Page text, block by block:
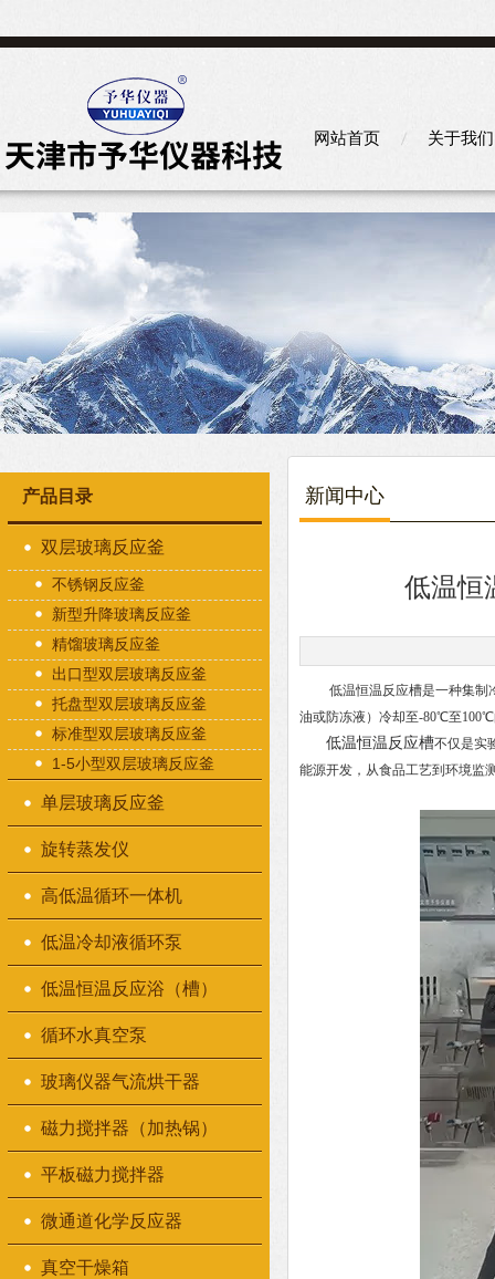
网站首页 关于我们
产品目录
双层玻璃反应釜
不锈钢反应釜
新型升降玻璃反应釜
精馏玻璃反应釜
出口型双层玻璃反应釜
托盘型双层玻璃反应釜
标准型双层玻璃反应釜
1-5小型双层玻璃反应釜
单层玻璃反应釜
旋转蒸发仪
高低温循环一体机
低温冷却液循环泵
低温恒温反应浴（槽）
循环水真空泵
玻璃仪器气流烘干器
磁力搅拌器（加热锅）
平板磁力搅拌器
微通道化学反应器
真空干燥箱
新闻中心
低温恒
低温恒温反应槽是一种集制冷
油或防冻液）冷却至-80℃至
低温恒温反应槽不仅是实
能源开发，从食品工艺到环境监